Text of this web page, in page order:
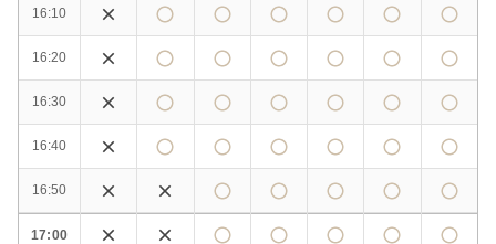
16:10
16:20
16:30
16:40
16:50
17:00